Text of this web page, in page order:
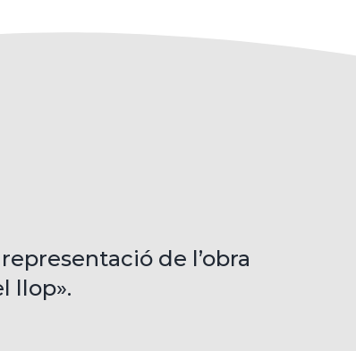
de l’obra
llop».